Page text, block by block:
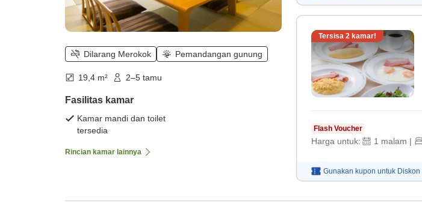
Dilarang Merokok Pemandangan gunung
19,4 m² 2–5 tamu
Fasilitas kamar
Kamar mandi dan toilet
tersedia
Rincian kamar lainnya
Tersisa 2 kamar!
Flash Voucher
Harga untuk: 1 malam |
Gunakan kupon untuk Diskon